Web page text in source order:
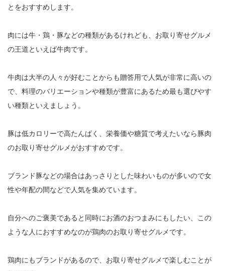
とをおすすめします。
肉には牛・鶏・豚などの種類があるけれども、お取り寄せグルメ
の王道といえば牛肉です。
牛肉は大半の人々が好むことからも贈答用で人気が非常に高いの
で、料理のバリエーションや種類が豊富にあるため最も選びやす
い種類といえましょう。
豚は低カロリーで高たんぱく、栄養価や糖質で考えたいなら豚肉
のお取り寄せグルメがおすすめです。
ブランド豚などの場合はあっさりとした味わいものが多いので女
性や年配の間などで人気を集めています。
自分へのご褒美であると同時にお酒のおつまみにもしたい、この
ような人におすすめなのが鶏肉のお取り寄せグルメです。
鶏肉にもブランドがあるので、お取り寄せグルメで楽しむことが